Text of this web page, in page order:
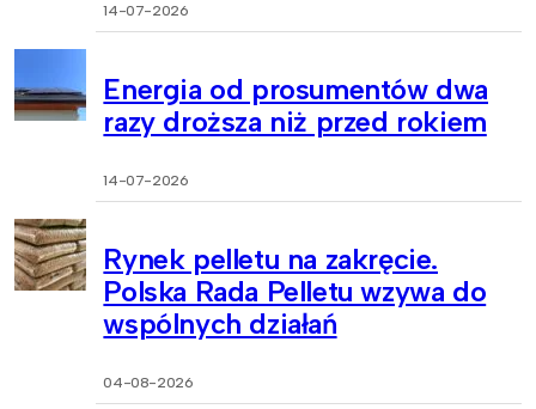
14-07-2026
Energia od prosumentów dwa
razy droższa niż przed rokiem
14-07-2026
Rynek pelletu na zakręcie.
Polska Rada Pelletu wzywa do
wspólnych działań
04-08-2026